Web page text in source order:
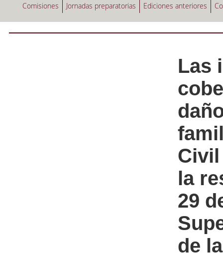
Comisiones
Jornadas preparatorias Ediciones anteriores
Las
la
29
de